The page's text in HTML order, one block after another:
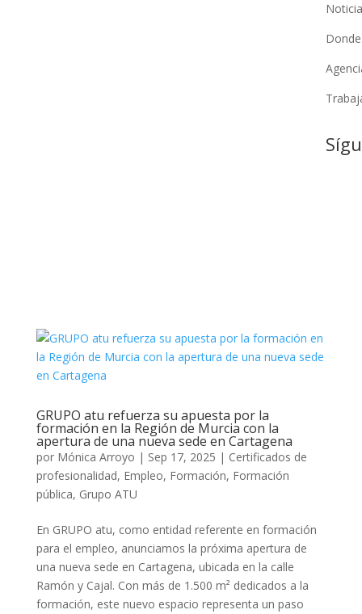
GRUPO atu refuerza su apuesta por la
formación en la Región de Murcia con la
apertura de una nueva sede en Cartagena
por Mónica Arroyo | Sep 17, 2025 | Certificados de
profesionalidad, Empleo, Formación, Formación
pública, Grupo ATU
En GRUPO atu, como entidad referente en formación
para el empleo, anunciamos la próxima apertura de
una nueva sede en Cartagena, ubicada en la calle
Ramón y Cajal. Con más de 1.500 m² dedicados a la
formación, este nuevo espacio representa un paso